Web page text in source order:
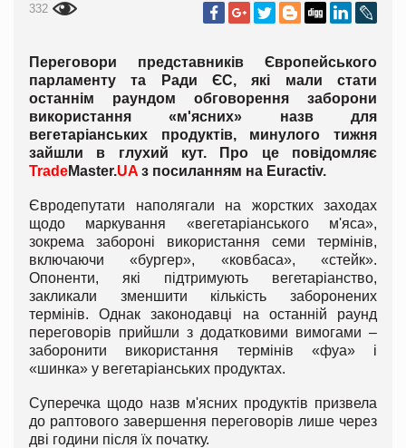
332
Переговори представників Європейського
парламенту та Ради ЄС, які мали стати
останнім раундом обговорення заборони
використання «м'ясних» назв для
вегетаріанських продуктів, минулого тижня
зайшли в глухий кут. Про це повідомляє
TradeMaster.UA з посиланням на Euractiv.
Євродепутати наполягали на жорстких заходах
щодо маркування «вегетаріанського м'яса»,
зокрема забороні використання семи термінів,
включаючи «бургер», «ковбаса», «стейк».
Опоненти, які підтримують вегетаріанство,
закликали зменшити кількість заборонених
термінів. Однак законодавці на останній раунд
переговорів прийшли з додатковими вимогами –
заборонити використання термінів «фуа» і
«шинка» у вегетаріанських продуктах.
Суперечка щодо назв м'ясних продуктів призвела
до раптового завершення переговорів лише через
дві години після їх початку.